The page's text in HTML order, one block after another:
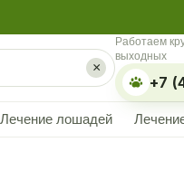
×
Работаем
выходных
+7
Лечение лошадей